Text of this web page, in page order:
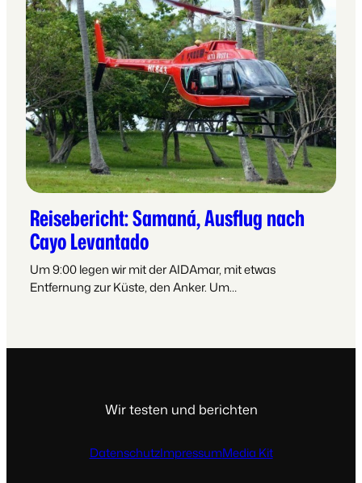
Reisebericht: Samaná, Ausflug nach
Cayo Levantado
Um 9:00 legen wir mit der AIDAmar, mit etwas
Entfernung zur Küste, den Anker. Um…
Wir testen und berichten
DatenschutzImpressumMedia Kit